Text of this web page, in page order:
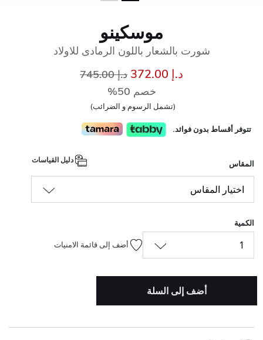
موسكينو
شورت بالشعار باللون الرمادى للاولاد
د.إ 372.00 سعر مخفض مند.إ 745.00
خصم 50%
(تشمل الرسوم و الضرائب)
تتوفر أقساط بدون فوائد.
المقاس
اختيار المقاس
الكمية
1 أضف إلى قائمة الامنيات
أضف إلى السلة